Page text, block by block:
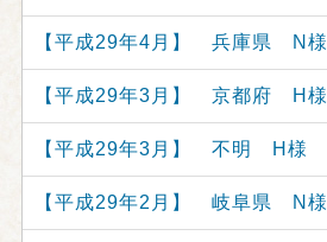
【平成29年4月】 兵庫県 N様
【平成29年3月】 京都府 H様
【平成29年3月】 不明 H様
【平成29年2月】 岐阜県 N様